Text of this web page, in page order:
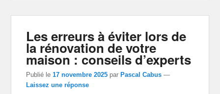
Les erreurs à éviter lors de
la rénovation de votre
maison : conseils d’experts
Publié le17 novembre 2025 par Pascal Cabus —
Laissez une réponse